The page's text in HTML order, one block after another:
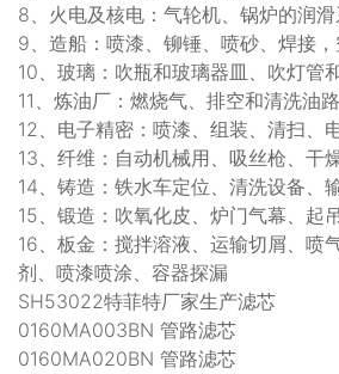
8、火电及核电：气轮机、锅炉的润
9、造船：喷漆、铆锤、喷砂、焊接
10、玻璃：吹瓶和玻璃器皿、吹灯管
11、炼油厂：燃烧气、排空和清洗油
12、电子精密：喷漆、组装、清扫、
13、纤维：自动机械用、吸丝枪、干
14、铸造：铁水车定位、清洗设备、
15、锻造：吹氧化皮、炉门气幕、起
16、板金：搅拌溶液、运输切屑、喷
剂、喷漆喷涂、容器探漏
SH53022特菲特厂家生产滤芯
0160MA003BN 管路滤芯
0160MA020BN 管路滤芯